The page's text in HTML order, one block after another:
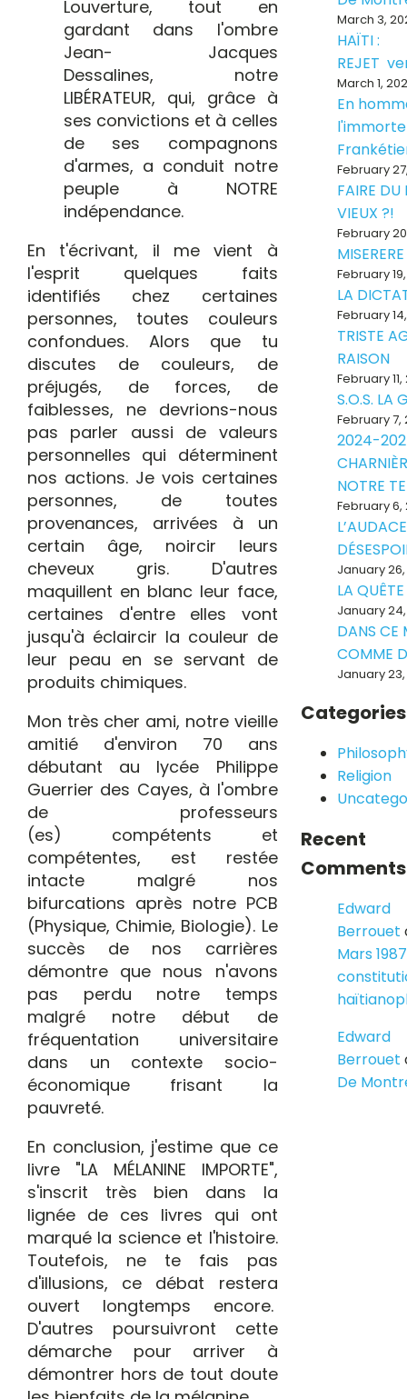
Louverture, tout en
gardant dans l'ombre
Jean- Jacques
Dessalines, notre
LIBÉRATEUR, qui, grâce à
ses convictions et à celles
de ses compagnons
d'armes, a conduit notre
peuple à NOTRE
indépendance.
En t'écrivant, il me vient à
l'esprit quelques faits
identifiés chez certaines
personnes, toutes couleurs
confondues. Alors que tu
discutes de couleurs, de
préjugés, de forces, de
faiblesses, ne devrions-nous
pas parler aussi de valeurs
personnelles qui déterminent
nos actions. Je vois certaines
personnes, de toutes
provenances, arrivées à un
certain âge, noircir leurs
cheveux gris. D'autres
maquillent en blanc leur face,
certaines d'entre elles vont
jusqu'à éclaircir la couleur de
leur peau en se servant de
produits chimiques.
Mon très cher ami, notre vieille
amitié d'environ 70 ans
débutant au lycée Philippe
Guerrier des Cayes, à l'ombre
de professeurs
(es) compétents et
compétentes, est restée
intacte malgré nos
bifurcations après notre PCB
(Physique, Chimie, Biologie). Le
succès de nos carrières
démontre que nous n'avons
pas perdu notre temps
malgré notre début de
fréquentation universitaire
dans un contexte socio-
économique frisant la
pauvreté.
En conclusion, j'estime que ce
livre "LA MÉLANINE IMPORTE",
s'inscrit très bien dans la
lignée de ces livres qui ont
marqué la science et l'histoire.
Toutefois, ne te fais pas
d'illusions, ce débat restera
ouvert longtemps encore.
D'autres poursuivront cette
démarche pour arriver à
démontrer hors de tout doute
March 3,
HAÏTI :
REJET
March 1,
En
February
FAIRE DU
VIEUX ?!
February
February
LA
February
TRISTE
RAISON
February
S.O.S. LA
February 7,
2024-
NOTRE
February 6,
January
LA
January
DANS CE
COMME
January
Categories
Religion
Recent
Comments
Edward
Berrouet
Mars
Edward
Berrouet
De